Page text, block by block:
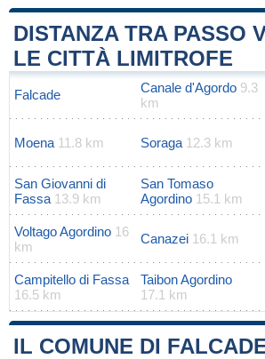
+
−
DISTANZA TRA PASSO
LE CITTÀ LIMITROFE
Falcade Canale d'Agordo 9.3
km
Moena 11.8 km Soraga 12.3 km
San Giovanni di
Fassa 13.9 km
San Tomaso
Agordino 15.1 km
Voltago Agordino 16
km
Canazei 16.1 km
Campitello di Fassa
16.5 km
Taibon Agordino
17.1 km
IL COMUNE DI